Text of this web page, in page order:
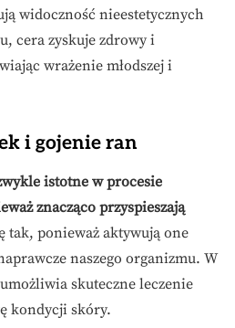
widoczność nieestetycznych
cera zyskuje zdrowy i
wrażenie młodszej i
i gojenie ran
istotne w procesie
znacząco przyspieszają
tak, ponieważ aktywują one
naszego organizmu. W
skuteczne leczenie
kondycji skóry.